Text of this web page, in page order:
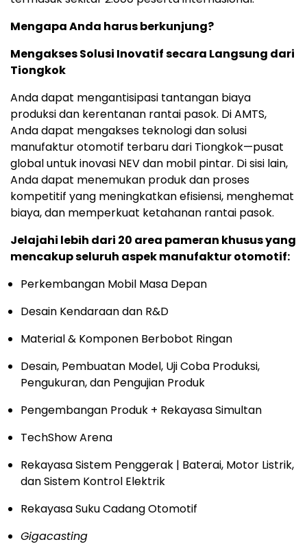
Mengapa Anda harus berkunjung?
Mengakses Solusi Inovatif secara Langsung dari
Tiongkok
Anda dapat mengantisipasi tantangan biaya
produksi dan kerentanan rantai pasok. Di AMTS,
Anda dapat mengakses teknologi dan solusi
manufaktur otomotif terbaru dari Tiongkok—pusat
global untuk inovasi NEV dan mobil pintar. Di sisi lain,
Anda dapat menemukan produk dan proses
kompetitif yang meningkatkan efisiensi, menghemat
biaya, dan memperkuat ketahanan rantai pasok.
Jelajahi lebih dari 20 area pameran khusus yang
mencakup seluruh aspek manufaktur otomotif:
Perkembangan Mobil Masa Depan
Desain Kendaraan dan R&D
Material & Komponen Berbobot Ringan
Desain, Pembuatan Model, Uji Coba Produksi,
Pengukuran, dan Pengujian Produk
Pengembangan Produk + Rekayasa Simultan
TechShow Arena
Rekayasa Sistem Penggerak | Baterai, Motor Listrik,
dan Sistem Kontrol Elektrik
Rekayasa Suku Cadang Otomotif
Gigacasting